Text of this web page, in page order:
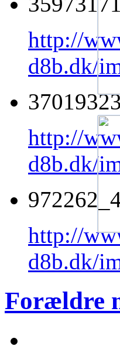
http://
d8b.dk/
http://
d8b.dk/
http://
d8b.dk/
Forældre